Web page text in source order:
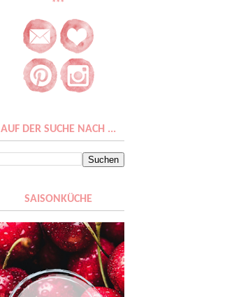
***
AUF DER SUCHE NACH ...
SAISONKÜCHE